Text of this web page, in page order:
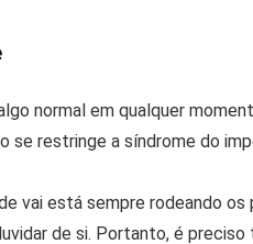
normal em qualquer
se restringe a síndrome do
vai está sempre rodeando
de si. Portanto, é